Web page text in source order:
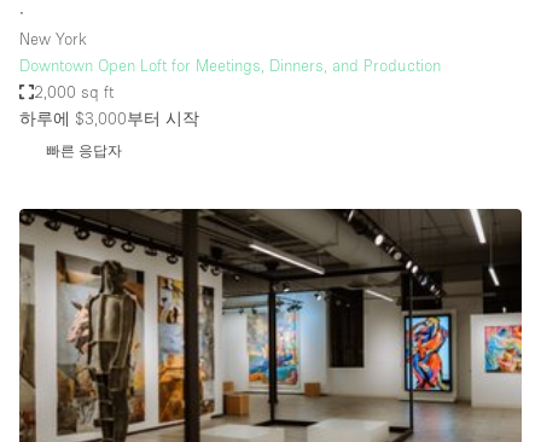
Warehouse
공간 기능
Air Conditioning
Animals Friendly
Bar
Bathroom
Car Display
Concierge
∙
New York
Downtown Open Loft for Meetings, Dinners, and Production
2,000 sq ft
하루에 $3,000부터 시작
빠른 응답자